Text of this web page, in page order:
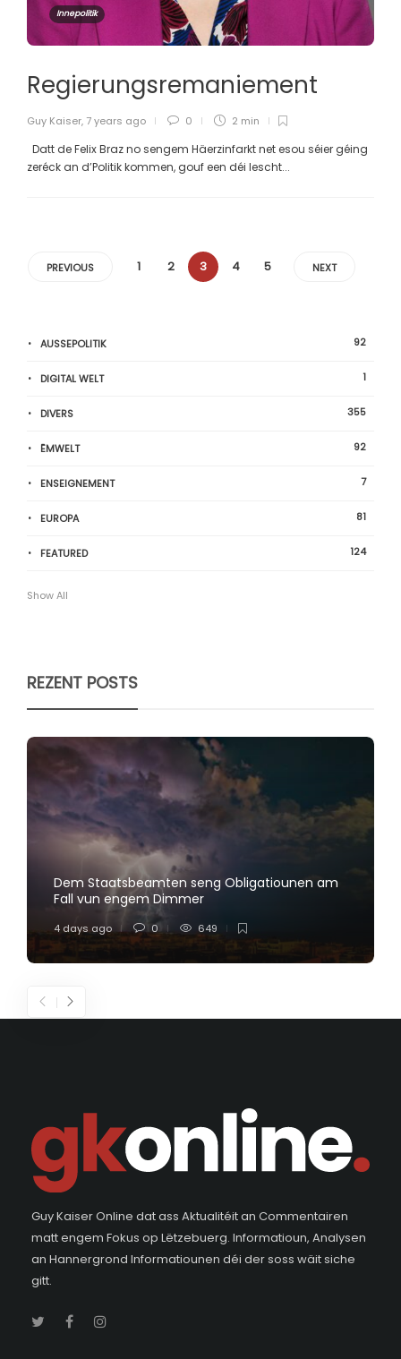
Innepolitik
Regierungsremaniement
Guy Kaiser, 7 years ago 0 2 min
Datt de Felix Braz no sengem Häerzinfarkt net esou séier géing
zeréck an d’Politik kommen, gouf een déi lescht...
PREVIOUS 1 2 3 4 5 NEXT
AUSSEPOLITIK 92
DIGITAL WELT 1
DIVERS 355
ËMWELT 92
ENSEIGNEMENT 7
EUROPA 81
FEATURED 124
Show All
REZENT POSTS
Dem Staatsbeamten seng Obligatiounen am
Fall vun engem Dimmer
4 days ago 0 649
Guy Kaiser Online dat ass Aktualitéit an Commentairen
matt engem Fokus op Lëtzebuerg. Informatioun, Analysen
an Hannergrond Informatiounen déi der soss wäit siche
gitt.